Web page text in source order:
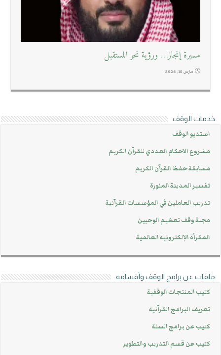
مسيرة إنجاز… ورؤية نحو المستقبل
مارس 15, 2026
خدمات الوقف
استديو الوقف
مشروع الاحكام العددي للقرآن الكريم
مسابقة حفظ القرآن الكريم
تفسير المدينة المنورة
تدريب العاملين في المؤسسات القرآنية
مجلة وقف تعظيم الوحيين
المقرأة الإلكترونية العالمية
ملفات عن برامج الوقف وأقسامه
كتيب المنتجات الوقفية
تعريف البرامج القرآنية
كتيب عن برامج السنة
كتيب عن قسم التدريب والتطوير